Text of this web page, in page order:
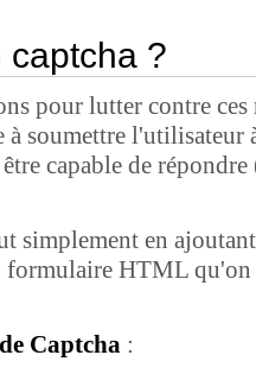
captcha ?
pour lutter contre ces
soumettre l'utilisateur
capable de
simplement en
formulaire HTML qu'on
Captcha :